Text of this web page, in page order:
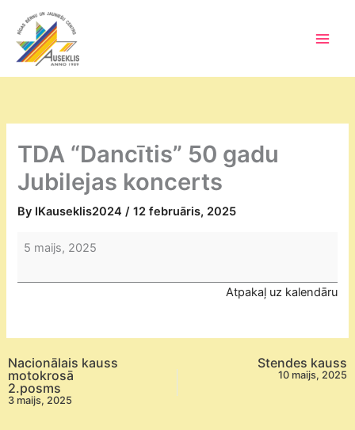
content
TDA “Dancītis” 50 gadu
Jubilejas koncerts
By IKauseklis2024/12 februāris, 2025
TDA
50
koncerts
5 maijs, 2025
Atpakaļ uz kalendāru
Nacionālais kauss
motokrosā
2.posms
3 maijs, 2025
Stendes kauss
10 maijs, 2025